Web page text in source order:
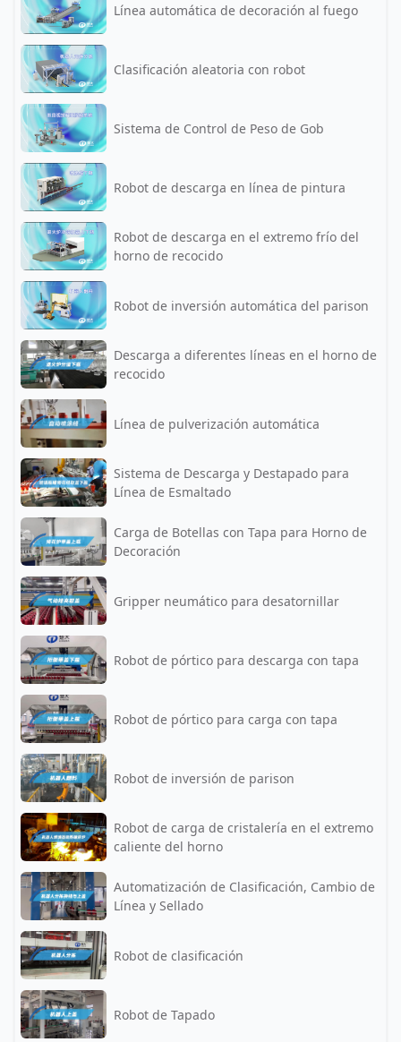
Línea automática de decoración al fuego
Clasificación aleatoria con robot
Sistema de Control de Peso de Gob
Robot de descarga en línea de pintura
Robot de descarga en el extremo frío del
horno de recocido
Robot de inversión automática del parison
Descarga a diferentes líneas en el horno de
recocido
Línea de pulverización automática
Sistema de Descarga y Destapado para
Línea de Esmaltado
Carga de Botellas con Tapa para Horno de
Decoración
Gripper neumático para desatornillar
Robot de pórtico para descarga con tapa
Robot de pórtico para carga con tapa
Robot de inversión de parison
Robot de carga de cristalería en el extremo
caliente del horno
Automatización de Clasificación, Cambio de
Línea y Sellado
Robot de clasificación
Robot de Tapado